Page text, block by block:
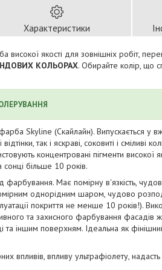
Характеристики
якості для зовнішніх робіт,
КОЛЬОРАХ. Обирайте колір, що
Skyline (Скайлайн). Випускається у
так і яскраві, соковиті і сміливі
концентровані пігменти високої
більше 10 років.
Має помірну в'язкість,
однорідним шаром, чудово
покриття не менше 10 років!).
та захисного фарбування фасадів
та іншим поверхням. Ідеальна як
впливів, впливу ультрафіолету,